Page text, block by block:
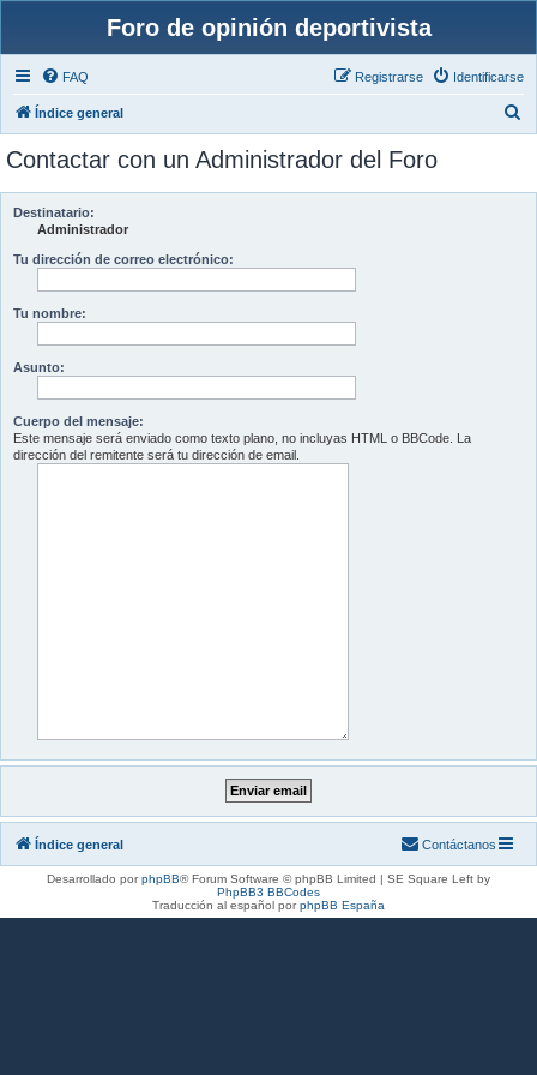
Foro de opinión deportivista
FAQ Identificarse
Registrarse
Índice general
c
Contactar con un Administrador del Foro
Destinatario:
Administrador
Tu dirección de correo electrónico:
Tu nombre:
Asunto:
Cuerpo del mensaje:
Este mensaje será enviado como texto plano, no incluyas HTML o BBCode. La
dirección del remitente será tu dirección de email.
Índice general Contáctanos
Desarrollado porphpBB® Forum Software © phpBB Limited | SE Square Left by
PhpBB3 BBCodes
Traducción al español porphpBB España